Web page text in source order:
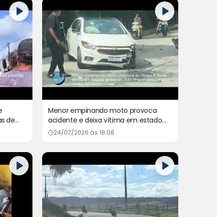
de
Menor empinando moto provoca
acidente e deixa vítima em estado
grave em São Miguel dos Campos
24/07/2026 às 18:08